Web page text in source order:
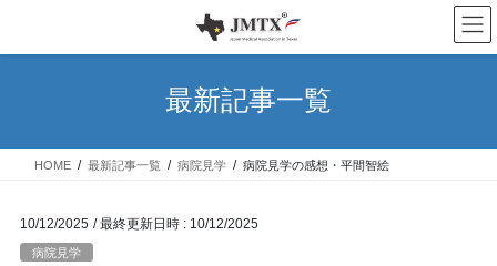
テ
ス
ゲ
ン
最新記事一覧
HOME 最新記事一覧 病院見学 病院見学の感想・平間智絵
10/12/2025 / 最終更新日時 : 10/12/2025
病院見学